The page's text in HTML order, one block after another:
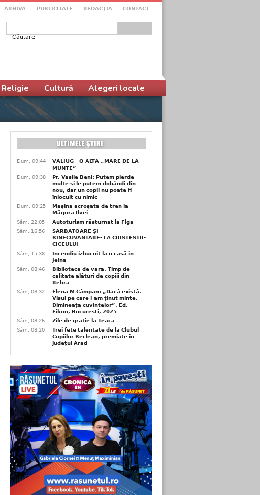
ARHIVA PUBLICITATE REDACŢIA CONTACT
Formular de căutare
Religie Cultură Alegeri locale
Dum, 09:44
VĂLIUG – O ALTĂ „MARE DE LA
MUNTE”
Dum, 09:38
Pr. Vasile Beni: Putem pierde
multe și le putem dobândi din
nou, dar un copil nu poate fi
înlocuit cu nimic
Dum, 09:25
Mașină acroșată de tren la
Măgura Ilvei
Sâm, 22:05
Autoturism răsturnat la Figa
Sâm, 16:56
SĂRBĂTOARE ȘI
BINECUVÂNTARE- LA CRISTEȘTII-
CICEULUI
Sâm, 15:38
Incendiu izbucnit la o casă în
Jelna
Sâm, 08:46
Biblioteca de vară. Timp de
calitate alături de copiii din
Rebra
Sâm, 08:32
Elena M Câmpan: „Dacă există.
Visul pe care l-am ținut minte.
Dimineața cuvintelor”, Ed.
Eikon, București, 2025
Sâm, 08:26
Zile de grație la Teaca
Sâm, 08:20
Trei fete talentate de la Clubul
Copiilor Beclean, premiate in
județul Arad